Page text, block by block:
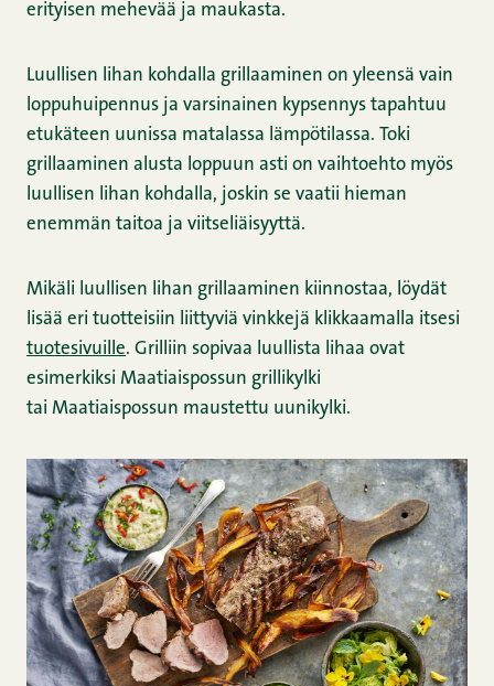
erityisen mehevää ja maukasta.
Luullisen lihan kohdalla grillaaminen on yleensä vain
loppuhuipennus ja varsinainen kypsennys tapahtuu
etukäteen uunissa matalassa lämpötilassa. Toki
grillaaminen alusta loppuun asti on vaihtoehto myös
luullisen lihan kohdalla, joskin se vaatii hieman
enemmän taitoa ja viitseliäisyyttä.
Mikäli luullisen lihan grillaaminen kiinnostaa, löydät
lisää eri tuotteisiin liittyviä vinkkejä klikkaamalla itsesi
tuotesivuille. Grilliin sopivaa luullista lihaa ovat
esimerkiksi Maatiaispossun grillikylki
tai Maatiaispossun maustettu uunikylki.